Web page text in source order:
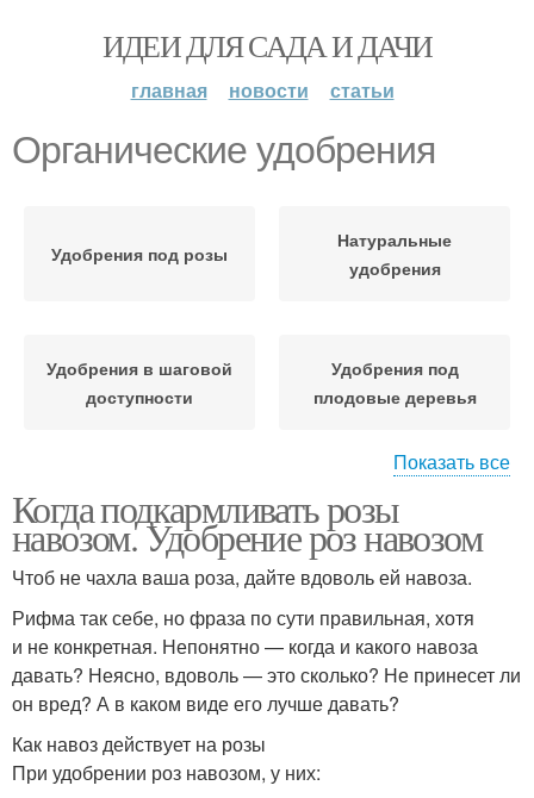
ИДЕИ ДЛЯ САДА И ДАЧИ
главная новости статьи
Органические удобрения
Удобрения под розы
Натуральные
удобрения
Удобрения в шаговой
доступности
Удобрения под
плодовые деревья
удобрение
подкормки
Минеральные
удобрения
Удобрения для
весенней подкормки
Удобрение для помидор
Показать все
Когда подкармливать розы
навозом. Удобрение роз навозом
Чтоб не чахла ваша роза, дайте вдоволь ей навоза.
Рифма так себе, но фраза по сути правильная, хотя
и не конкретная. Непонятно — когда и какого навоза
давать? Неясно, вдоволь — это сколько? Не принесет ли
он вред? А в каком виде его лучше давать?
Как навоз действует на розы
При удобрении роз навозом, у них: